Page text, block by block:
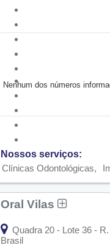
Nenhum dos números
Nossos serviços:
Clínicas Odontológicas
Oral Vilas
Quadra 20 - Lote 36 -
Brasil